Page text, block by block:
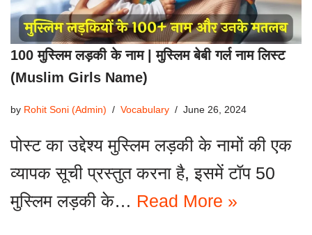
100 मुस्लिम लड़की के नाम | मुस्लिम बेबी गर्ल नाम लिस्ट
(Muslim Girls Name)
by Rohit Soni (Admin) Vocabulary June 26, 2024
पोस्ट का उद्देश्य मुस्लिम लड़की के नामों की एक
व्यापक सूची प्रस्तुत करना है, इसमें टॉप 50
मुस्लिम लड़की के… Read More »